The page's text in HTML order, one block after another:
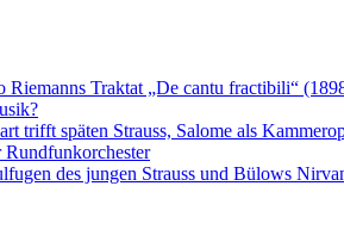
Traktat „De cantu fractibili“
trifft späten Strauss, Salome als
des jungen Strauss und Bülows